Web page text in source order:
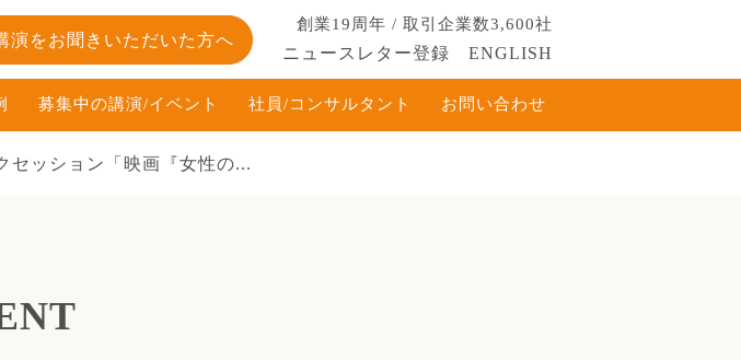
演をお聞きいただいた方へ
創業19周年 / 取引企業数3,600社
ニュースレター登録 ENGLISH
募集中の講演/イベント 社員/コンサルタント お問い合わせ
セッション「映画『女性の...